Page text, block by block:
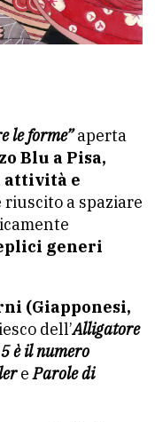
le forme”aperta
Blu a Pisa,
attività e
riuscito a spaziare
generi
(Giapponesi,
dell’Alligatore
5 è il numero
eParole di